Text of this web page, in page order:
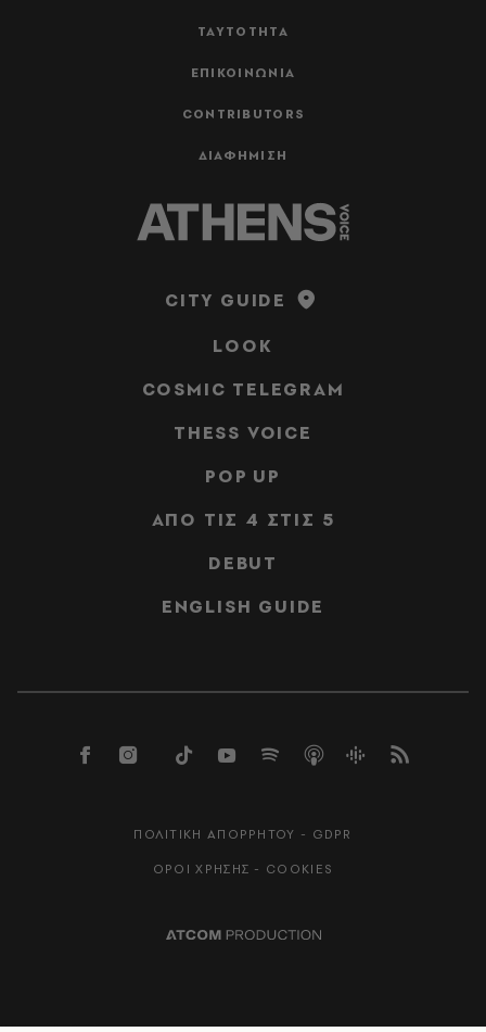
ΤΑΥΤΟΤΗΤΑ
ΕΠΙΚΟΙΝΩΝΙΑ
CONTRIBUTORS
ΔΙΑΦΗΜΙΣΗ
CITY GUIDE
LOOK
COSMIC TELEGRAM
THESS VOICE
POP UP
ΑΠΟ ΤΙΣ 4 ΣΤΙΣ 5
DEBUT
ENGLISH GUIDE
ΠΟΛΙΤΙΚΗ ΑΠΟΡΡΗΤΟΥ - GDPR
ΟΡΟΙ ΧΡΗΣΗΣ - COOKIES